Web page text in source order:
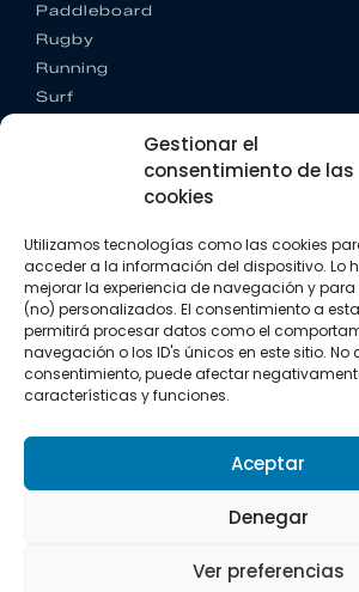
Gestionar el
consentimiento de las
cookies
Utilizamos tecnologías como las cookies
acceder a la información del dispositivo. Lo
mejorar la experiencia de navegación y
(no) personalizados. El consentimiento a
permitirá procesar datos como el
navegación o los ID's únicos en este sitio. No
consentimiento, puede afectar
características y funciones.
Aceptar
Denegar
Ver preferencias
Paddleboard
Rugby
Running
Surf
CONTACTO
+34 662 342 177
info@vkssport.com
SÍGUENOS
Política de
Política de cookies
Todos los derechos